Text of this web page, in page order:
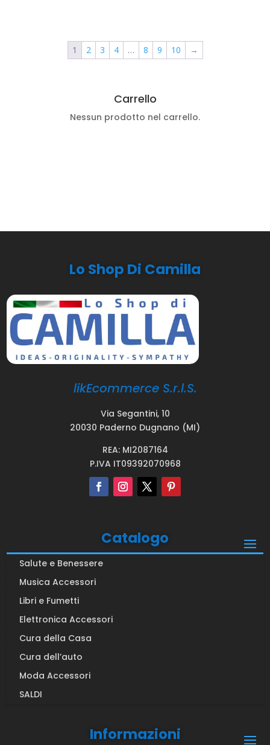
1 2 3 4 … 8 9 10 →
Carrello
Nessun prodotto nel carrello.
Lo Shop Di Camilla
likEcommerce S.r.l.S.
Via Segantini, 10
20030 Paderno Dugnano (MI)
REA: MI2087164
P.IVA IT09392070968
Catalogo
Salute e Benessere
Musica Accessori
Libri e Fumetti
Elettronica Accessori
Cura della Casa
Cura dell’auto
Moda Accessori
SALDI
Informazioni